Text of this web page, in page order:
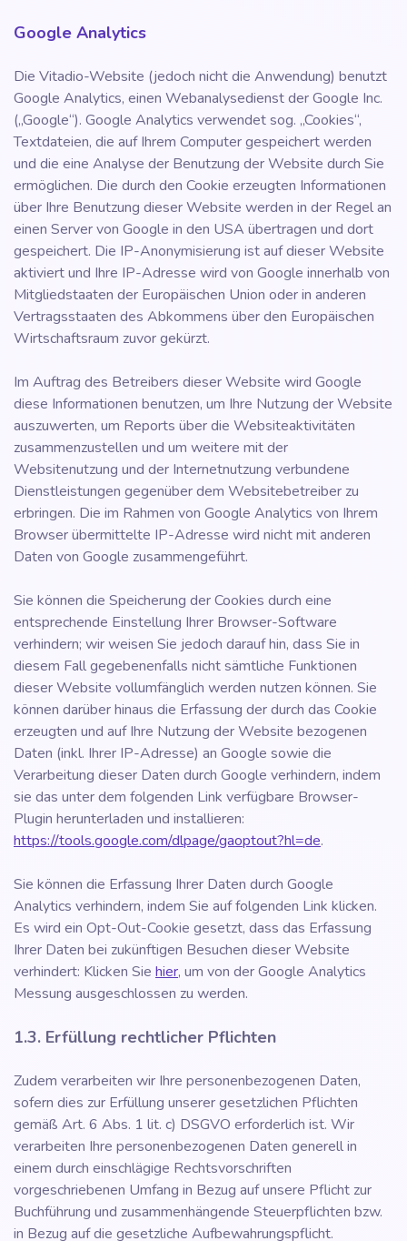
Google Analytics
Die Vitadio-Website (jedoch nicht die Anwendung) benutzt
Google Analytics, einen Webanalysedienst der Google Inc.
(„Google“). Google Analytics verwendet sog. „Cookies“,
Textdateien, die auf Ihrem Computer gespeichert werden
und die eine Analyse der Benutzung der Website durch Sie
ermöglichen. Die durch den Cookie erzeugten Informationen
über Ihre Benutzung dieser Website werden in der Regel an
einen Server von Google in den USA übertragen und dort
gespeichert. Die IP-Anonymisierung ist auf dieser Website
aktiviert und Ihre IP-Adresse wird von Google innerhalb von
Mitgliedstaaten der Europäischen Union oder in anderen
Vertragsstaaten des Abkommens über den Europäischen
Wirtschaftsraum zuvor gekürzt.
Im Auftrag des Betreibers dieser Website wird Google
diese Informationen benutzen, um Ihre Nutzung der Website
auszuwerten, um Reports über die Websiteaktivitäten
zusammenzustellen und um weitere mit der
Websitenutzung und der Internetnutzung verbundene
Dienstleistungen gegenüber dem Websitebetreiber zu
erbringen. Die im Rahmen von Google Analytics von Ihrem
Browser übermittelte IP-Adresse wird nicht mit anderen
Daten von Google zusammengeführt.
Sie können die Speicherung der Cookies durch eine
entsprechende Einstellung Ihrer Browser-Software
verhindern; wir weisen Sie jedoch darauf hin, dass Sie in
diesem Fall gegebenenfalls nicht sämtliche Funktionen
dieser Website vollumfänglich werden nutzen können. Sie
können darüber hinaus die Erfassung der durch das Cookie
erzeugten und auf Ihre Nutzung der Website bezogenen
Daten (inkl. Ihrer IP-Adresse) an Google sowie die
Verarbeitung dieser Daten durch Google verhindern, indem
sie das unter dem folgenden Link verfügbare Browser-
Plugin herunterladen und installieren:
https://tools.google.com/dlpage/gaoptout?hl=de.
Sie können die Erfassung Ihrer Daten durch Google
Analytics verhindern, indem Sie auf folgenden Link klicken.
Es wird ein Opt-Out-Cookie gesetzt, dass das Erfassung
Ihrer Daten bei zukünftigen Besuchen dieser Website
verhindert: Klicken Sie hier, um von der Google Analytics
Messung ausgeschlossen zu werden.
1.3. Erfüllung rechtlicher Pflichten
Zudem verarbeiten wir Ihre personenbezogenen Daten,
sofern dies zur Erfüllung unserer gesetzlichen Pflichten
gemäß Art. 6 Abs. 1 lit. c) DSGVO erforderlich ist. Wir
verarbeiten Ihre personenbezogenen Daten generell in
einem durch einschlägige Rechtsvorschriften
vorgeschriebenen Umfang in Bezug auf unsere Pflicht zur
Buchführung und zusammenhängende Steuerpflichten bzw.
in Bezug auf die gesetzliche Aufbewahrungspflicht.